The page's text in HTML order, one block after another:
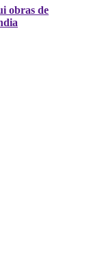
obras de